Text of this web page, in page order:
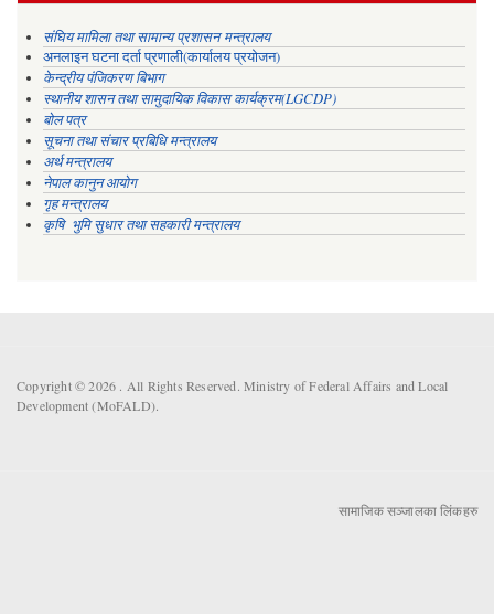
संघिय मामिला तथा सामान्य प्रशासन मन्त्रालय
अनलाइन घटना दर्ता प्रणाली(कार्यालय प्रयोजन)
केन्द्रीय पंजिकरण बिभाग
स्थानीय शासन तथा सामुदायिक विकास कार्यक्रम(LGCDP)
बोल पत्र
सूचना तथा संचार प्रबिधि मन्त्रालय
अर्थ मन्त्रालय
नेपाल कानुन आयोग
गृह मन्त्रालय
कृषि भुमि सुधार तथा सहकारी मन्त्रालय
Copyright © 2026 . All Rights Reserved. Ministry of Federal Affairs and Local
Development (MoFALD).
सामाजिक सञ्जालका लिंकहरु